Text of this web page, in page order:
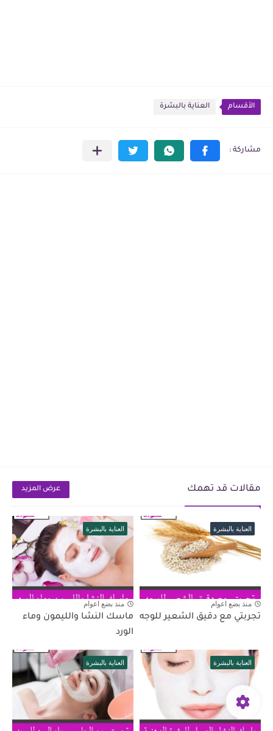
الأقسام العناية بالبشرة
مقالات قد تهمك عرض المزيد
العناية بالبشرة
منذ بضع اعوام
تجربتي مع دقيق الشعير للوجه
العناية بالبشرة
منذ بضع اعوام
ماسك النشا والليمون وماء
الورد
العناية بالبشرة العناية بالبشرة